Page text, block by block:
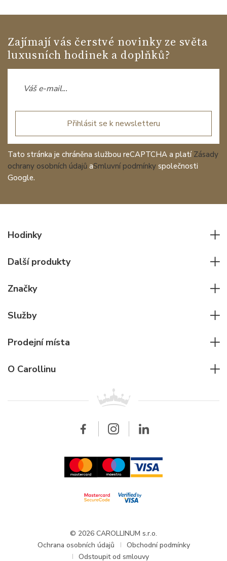
Zajímají vás čerstvé novinky ze světa
luxusních hodinek a doplňků?
Přihlásit se k newsletteru
Tato stránka je chráněna službou reCAPTCHA a platí Zásady
ochrany osobních údajů aSmluvní podmínky společnosti
Google.
Hodinky
Dámské hodinky
Pilotní hodinky
Potápěčské hodinky
Další produkty
Ostatní doplňky
Značky
Cartier
Breitling
Služby
Pro firmy
Velkoobchod
Prodejní místa
O Carollinu
Velkoobchod
O společnosti Carollinum
Aktuality a oznámení
© 2026 CAROLLINUM s.r.o.
Ochrana osobních údajů
Obchodní podmínky
Odstoupit od smlouvy